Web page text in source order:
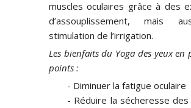
muscles oculaires grâce à des
d’assouplissement, mais
stimulation de l’irrigation.
Les bienfaits du Yoga des yeux en
points :
Diminuer la fatigue oculaire
Réduire la sécheresse